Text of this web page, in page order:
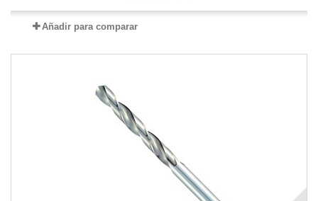
Añadir para comparar